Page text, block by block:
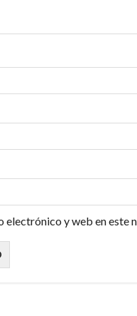
electrónico y web en este